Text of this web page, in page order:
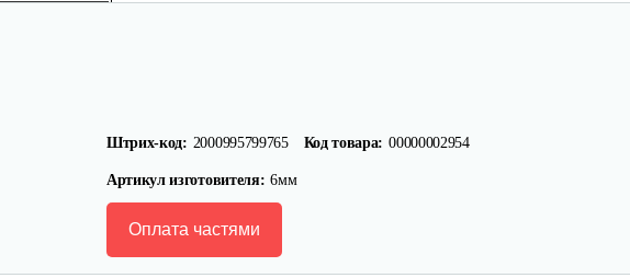
Штрих-код: 2000995799765 Код товара: 00000002954
Артикул изготовителя: 6мм
Оплата частями